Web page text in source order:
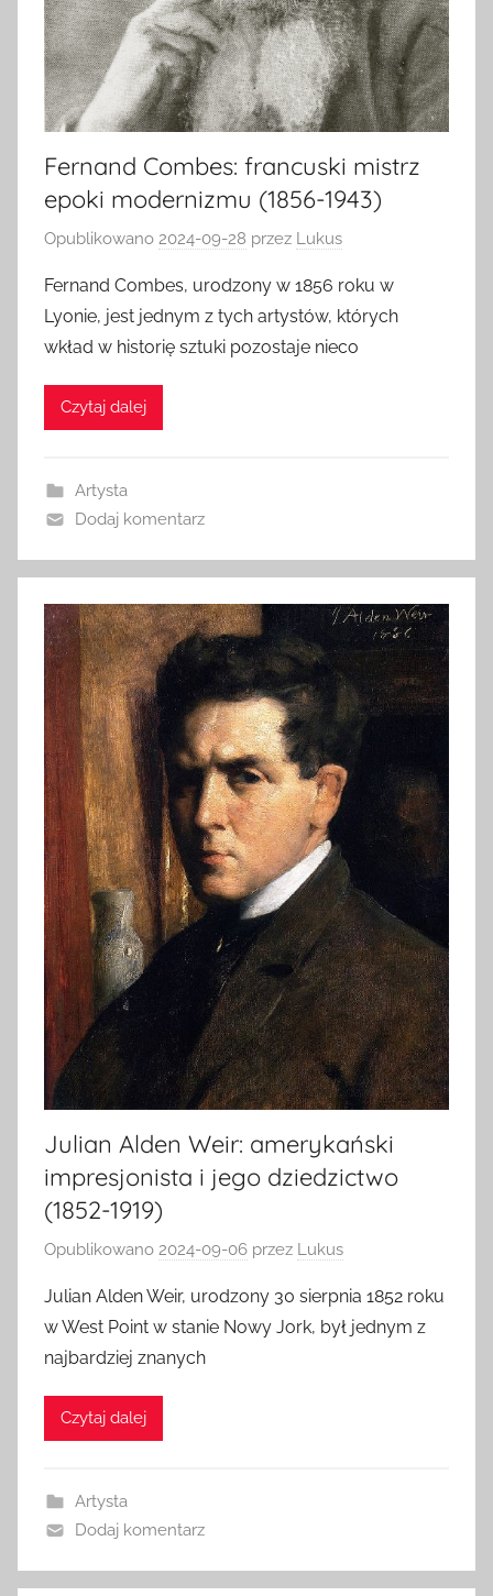
Fernand Combes: francuski mistrz
epoki modernizmu (1856-1943)
Opublikowano 2024-09-28 przez Lukus
Fernand Combes, urodzony w 1856 roku w
Lyonie, jest jednym z tych artystów, których
wkład w historię sztuki pozostaje nieco
Czytaj dalej
Artysta
Dodaj komentarz
Julian Alden Weir: amerykański
impresjonista i jego dziedzictwo
(1852-1919)
Opublikowano 2024-09-06 przez Lukus
Julian Alden Weir, urodzony 30 sierpnia 1852 roku
w West Point w stanie Nowy Jork, był jednym z
najbardziej znanych
Czytaj dalej
Artysta
Dodaj komentarz